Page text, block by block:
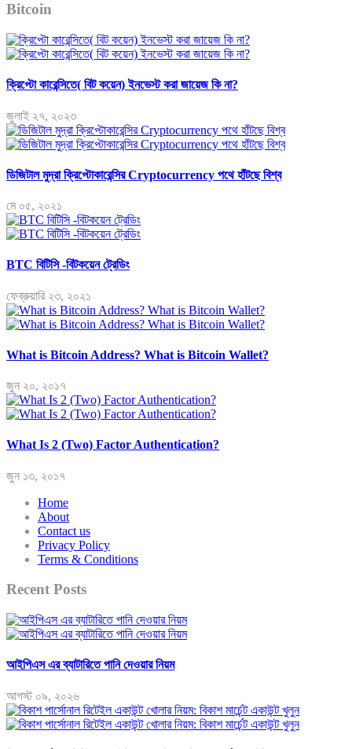
Bitcoin
ক্রিপ্টো কারেন্সিতে( বিট কয়েন) ইনভেস্ট করা জায়েজ কি না?
জুলাই ২৭, ২০২৩
ডিজিটাল মুদ্রা ক্রিপ্টোকারেন্সির Cryptocurrency পথে হাঁটছে বিশ্ব
মে ০৫, ২০২১
BTC বিটিসি -বিটকয়েন ট্রেডিং
ফেব্রুয়ারি ২৩, ২০২১
What is Bitcoin Address? What is Bitcoin Wallet?
জুন ২০, ২০১৭
What Is 2 (Two) Factor Authentication?
জুন ১৩, ২০১৭
Home
About
Contact us
Privacy Policy
Terms & Conditions
Recent Posts
আইপিএস এর ব্যাটারিতে পানি দেওয়ার নিয়ম
আগস্ট ০৯, ২০২৬